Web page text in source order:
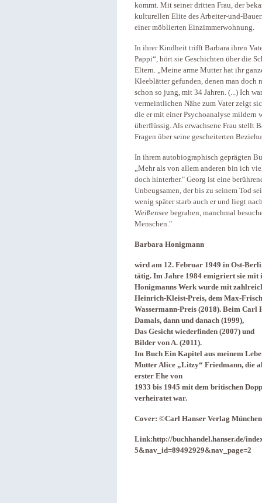
kommt. Mit seiner dritten Frau, der
kulturellen Elite des Arbeiter-und-
einer möblierten Einzimmerwohnung.
In ihrer Kindheit trifft Barbara ihren
Pappi“, hört sie Geschichten über die
Eltern. „Meine arme Mutter hat ihr
Kleeblätter gefunden, denen man doch
schon so jung, mit 34 Jahren. (...) Ich
vermeintlichen Nähe zum Vater zeigt
die er mit einer Psychoanalyse
überflüssig. Als erwachsene Frau stellt
Fragen über seine gescheiterten
In ihrem autobiographisch geprägten
„Mehr als von allem anderen bin ich
doch hinterher." Georg ist eine
Unbeugsamen, der bis zu seinem Tod
wenig später starb auch er und liegt
Weißensee begraben, manchmal
Menschen."
Barbara Honigmann
wird am 12. Februar 1949 in Ost-
tätig. Im Jahre 1984 emigriert sie mit
Honigmanns Werk wurde mit
Heinrich-Kleist-Preis, dem Max-
Wassermann-Preis (2018). Beim Carl
Damals, dann und danach (1999),
Das Gesicht wiederfinden (2007) und
Bilder von A. (2011).
Im Buch Ein Kapitel aus meinem
Mutter Alice „Litzy“ Friedmann, die
erster Ehe von
1933 bis 1945 mit dem britischen
verheiratet war.
Cover: ©Carl Hanser Verlag München
Link:http://buchhandel.hanser.de/
5&nav_id=89492929&nav_page=2